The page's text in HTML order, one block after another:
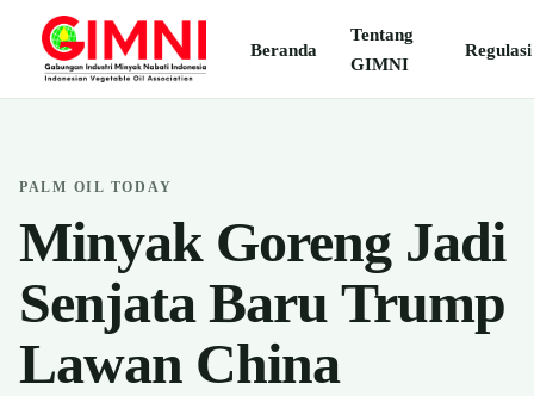
Beranda
Tentang
GIMNI
Regulasi
PALM OIL TODAY
Minyak Goreng Jadi
Senjata Baru Trump
Lawan China